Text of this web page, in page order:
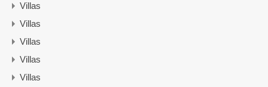
Villas
Villas
Villas
Villas
Villas